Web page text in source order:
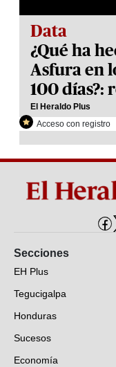
Data
¿Qué ha
Asfura en
100 días?:
El Heraldo Plus
Acceso con registro
Secciones
EH Plus
Tegucigalpa
Honduras
Sucesos
Economía